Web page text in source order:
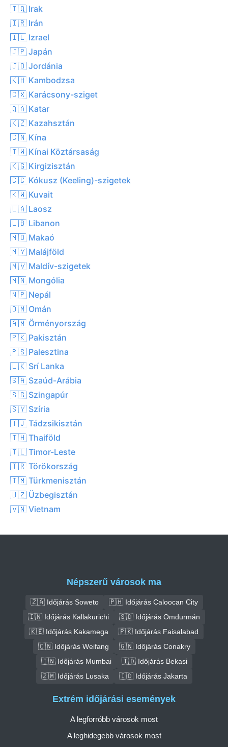
🇮🇶 Irak
🇮🇷 Irán
🇮🇱 Izrael
🇯🇵 Japán
🇯🇴 Jordánia
🇰🇭 Kambodzsa
🇨🇽 Karácsony-sziget
🇶🇦 Katar
🇰🇿 Kazahsztán
🇨🇳 Kína
🇹🇼 Kínai Köztársaság
🇰🇬 Kirgizisztán
🇨🇨 Kókusz (Keeling)-szigetek
🇰🇼 Kuvait
🇱🇦 Laosz
🇱🇧 Libanon
🇲🇴 Makaó
🇲🇾 Malájföld
🇲🇻 Maldív-szigetek
🇲🇳 Mongólia
🇳🇵 Nepál
🇴🇲 Omán
🇦🇲 Örményország
🇵🇰 Pakisztán
🇵🇸 Palesztina
🇱🇰 Srí Lanka
🇸🇦 Szaúd-Arábia
🇸🇬 Szingapúr
🇸🇾 Szíria
🇹🇯 Tádzsikisztán
🇹🇭 Thaiföld
🇹🇱 Timor-Leste
🇹🇷 Törökország
🇹🇲 Türkmenisztán
🇺🇿 Üzbegisztán
🇻🇳 Vietnam
Népszerű városok ma
🇿🇦 Időjárás Soweto
🇵🇭 Időjárás Caloocan City
🇮🇳 Időjárás Kallakurichi
🇸🇩 Időjárás Omdurmán
🇰🇪 Időjárás Kakamega
🇵🇰 Időjárás Faisalabad
🇨🇳 Időjárás Weifang
🇬🇳 Időjárás Conakry
🇮🇳 Időjárás Mumbai
🇮🇩 Időjárás Bekasi
🇿🇲 Időjárás Lusaka
🇮🇩 Időjárás Jakarta
Extrém időjárási események
A legforróbb városok most
A leghidegebb városok most